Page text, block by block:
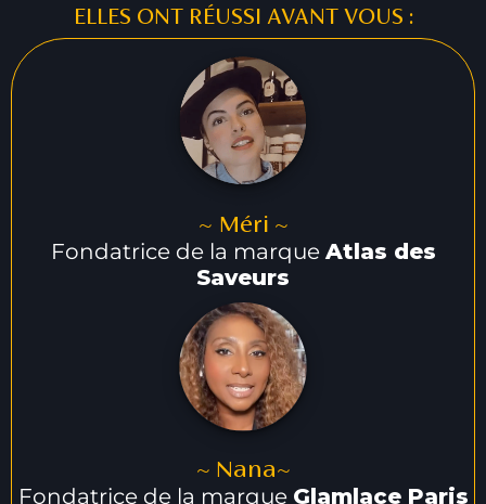
ELLES ONT RÉUSSI AVANT VOUS :
~ Méri ~
Fondatrice de la marque Atlas des
Saveurs
~ Nana~
Fondatrice de la marque Glamlace Paris